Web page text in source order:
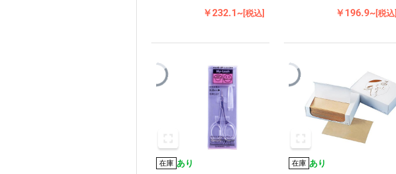
￥232.1~[税込] ￥196.9~[税込]
在庫 あり
在庫 あり